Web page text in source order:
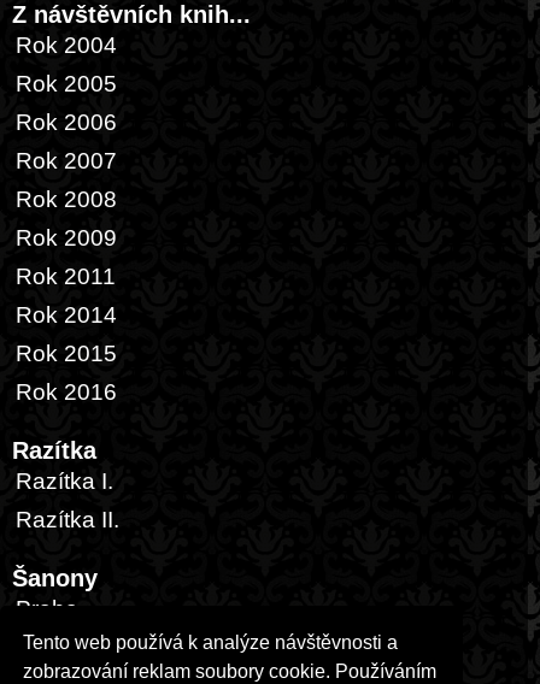
Tento web používá k analýze návštěvnosti a
zobrazování reklam soubory cookie. Používáním
Z návštěvních knih...
Rok 2004
Rok 2005
Rok 2006
Rok 2007
Rok 2008
Rok 2009
Rok 2011
Rok 2014
Rok 2015
Rok 2016
Razítka
Razítka I.
Razítka II.
Šanony
Praha
Česká republika